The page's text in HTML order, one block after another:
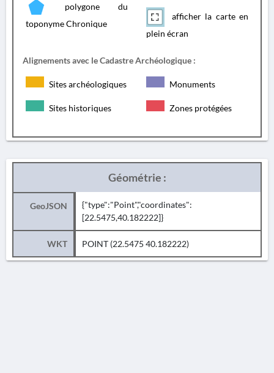
polygone du
toponyme Chronique
afficher la carte en
plein écran
Alignements avec le Cadastre Archéologique :
Sites archéologiques Monuments
Sites historiques Zones protégées
Géométrie :
GeoJSON
{"type":"Point","coordinates":
[22.5475,40.182222]}
WKT POINT (22.5475 40.182222)